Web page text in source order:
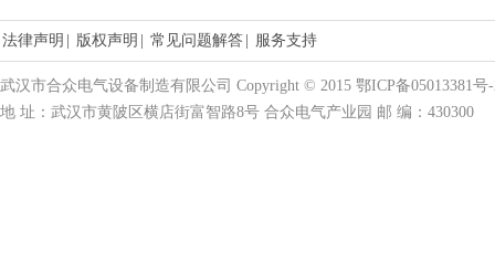
法律声明 版权声明 常见问题解答 服务支持
武汉市合众电气设备制造有限公司 Copyright © 2015 鄂ICP备05013381号
地 址：武汉市黄陂区横店街富智路8号 合众电气产业园 邮 编：430300